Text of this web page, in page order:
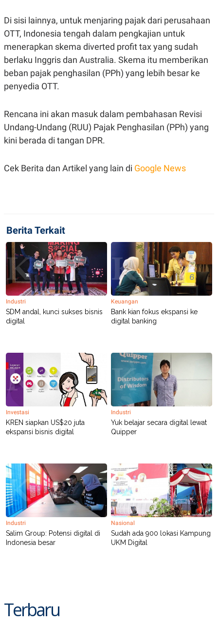
T
D
A
A
E
S
K
O
N
T
V
L
P
S
JARINGAN
K
O
A
D
E
M
Y
P
R
E
A
S
E
.
L
A
N
G
G
A
E
T
A
K
K
I
N
E
R
J
T
E
N
P
P
E
D
E
R
I
G
K
G
M
E
D
I
A
.
Di sisi lainnya, untuk menjaring pajak dari perusahaan
OTT, Indonesia tengah dalam pengkajian untuk
menerapkan skema diverted profit tax yang sudah
berlaku Inggris dan Australia. Skema itu memberikan
beban pajak penghasilan (PPh) yang lebih besar ke
penyedia OTT.
Rencana ini akan masuk dalam pembahasan Revisi
Undang-Undang (RUU) Pajak Penghasilan (PPh) yang
kini berada di tangan DPR.
Cek Berita dan Artikel yang lain di Google News
Berita Terkait
Industri
SDM andal, kunci sukses bisnis
digital
Keuangan
Bank kian fokus ekspansi ke
digital banking
Investasi
KREN siapkan US$20 juta
ekspansi bisnis digital
Industri
Yuk belajar secara digital lewat
Quipper
Industri
Salim Group: Potensi digital di
Indonesia besar
Nasional
Sudah ada 900 lokasi Kampung
UKM Digital
Terbaru